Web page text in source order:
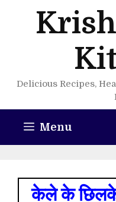
Delicious Recipes,
Menu
केले के